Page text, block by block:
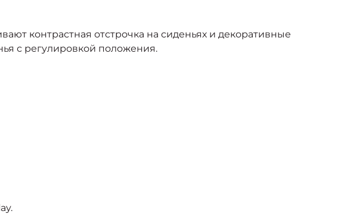
контрастная отстрочка на сиденьях и декоративные
с регулировкой положения.